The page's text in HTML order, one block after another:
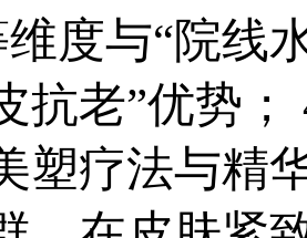
度与“院线
抗老”优势
塑疗法与精